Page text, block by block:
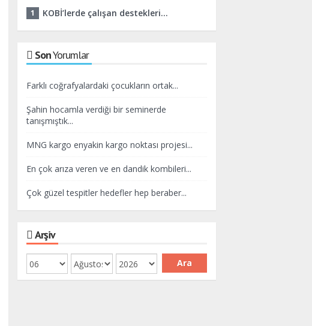
1 KOBİ’lerde çalışan destekleri...
SonYorumlar
Farklı coğrafyalardaki çocukların ortak...
Şahin hocamla verdiği bir seminerde
tanışmıştık...
MNG kargo enyakin kargo noktası projesi...
En çok arıza veren ve en dandik kombileri...
Çok güzel tespitler hedefler hep beraber...
Arşiv
Ara